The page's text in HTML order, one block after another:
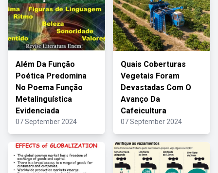
Além Da Função
Poética Predomina
No Poema Função
Metalinguística
Evidenciada
07 September 2024
Quais Coberturas
Vegetais Foram
Devastadas Com O
Avanço Da
Cafeicultura
07 September 2024